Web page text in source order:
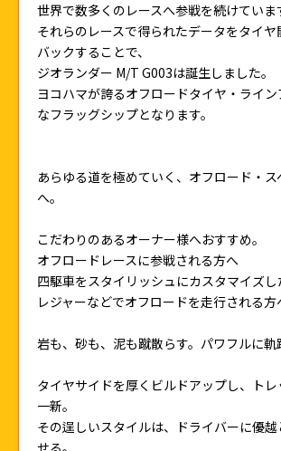
世界で数多くのレースへ参戦を続けていま
それらのレースで得られたデータをタイ
バックすることで、
ジオランダー M/T G003は誕生しました。
ヨコハマが誇るオフロードタイヤ・ライ
なフラッグシップとなります。
あらゆる道を極めていく、オフロード・ス
へ。
こだわりのあるオーナー様へおすすめ。
オフロードレースに参戦される方へ
四駆車をスタイリッシュにカスタマイズ
レジャーなどでオフロードを走行される方
岩も、砂も、泥も蹴散らす。パワフルに軌
タイヤサイドを厚くビルドアップし、トレ
一新。
その逞しいスタイルは、ドライバーに優